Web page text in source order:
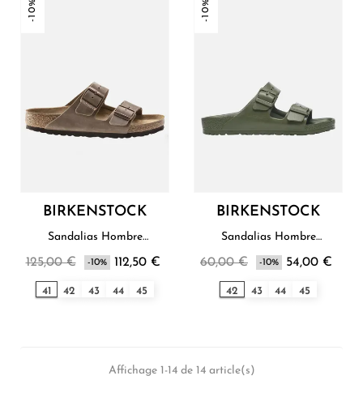
-10%
BIRKENSTOCK
Sandalias Hombre
125,00 € -10% 112,50 €
41 42 43 44 45
-10%
BIRKENSTOCK
Sandalias Hombre
60,00 € -10% 54,00 €
42 43 44 45
Affichage 1-14 de 14 article(s)